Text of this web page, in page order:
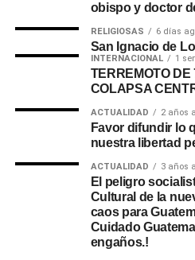
obispo y doctor
RELIGIOSAS 6 días
San Ignacio de
INTERNACIONAL 1
TERREMOTO
COLAPSA
ACTUALIDAD 2 años
Favor difundir lo
nuestra libertad
ACTUALIDAD 3 años
El peligro
Cultural de la
caos para
Cuidado
engaños.!